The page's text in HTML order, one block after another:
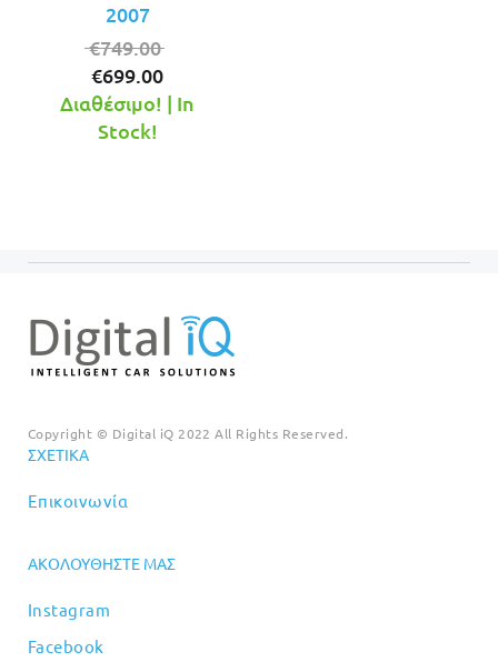
2007
€749.00
was:
€699.00
τρέχουσα
Διαθέσιμο! | In
Stock!
Copyright © Digital iQ 2022 All Rights Reserved.
ΣΧΕΤΙΚΆ
Επικοινωνία
ΑΚΟΛΟΥΘΉΣΤΕ ΜΑΣ
Instagram
Facebook